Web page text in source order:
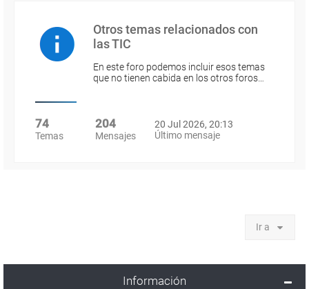
Otros temas relacionados con
las TIC
En este foro podemos incluir esos temas
que no tienen cabida en los otros foros…
74
Temas
204
Mensajes
20 Jul 2026, 20:13
Último mensaje
Ir a
Información